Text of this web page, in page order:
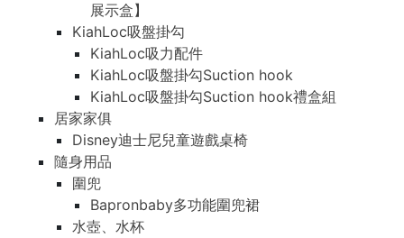
展示盒】
KiahLoc吸盤掛勾
KiahLoc吸力配件
KiahLoc吸盤掛勾Suction hook
KiahLoc吸盤掛勾Suction hook禮盒組
居家家俱
Disney迪士尼兒童遊戲桌椅
隨身用品
圍兜
Bapronbaby多功能圍兜裙
水壺、水杯